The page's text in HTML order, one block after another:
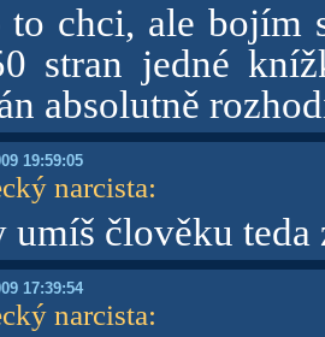
to chci, ale bojím
stran jedné
absolutně
19:59:05
narcista:
umíš člověku
17:39:54
narcista: